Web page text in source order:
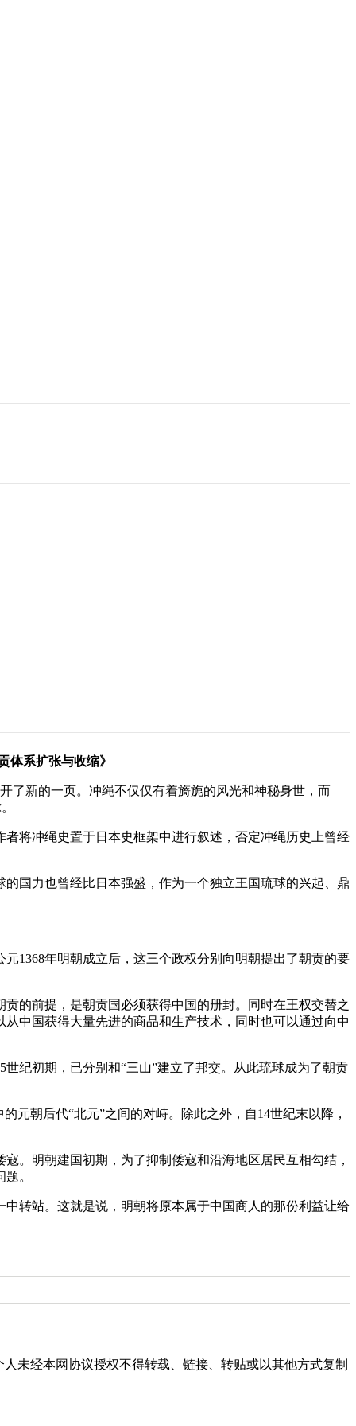
体系扩张与收缩》
了新的一页。冲绳不仅仅有着旖旎的风光和神秘身世，而
将冲绳史置于日本史框架中进行叙述，否定冲绳历史上曾经
国力也曾经比日本强盛，作为一个独立王国琉球的兴起、鼎
1368年明朝成立后，这三个政权分别向明朝提出了朝贡的要
的前提，是朝贡国必须获得中国的册封。同时在王权交替之
中国获得大量先进的商品和生产技术，同时也可以通过向中
纪初期，已分别和“三山”建立了邦交。从此琉球成为了朝贡
元朝后代“北元”之间的对峙。除此之外，自14世纪末以降，
。明朝建国初期，为了抑制倭寇和沿海地区居民互相勾结，
。
转站。这就是说，明朝将原本属于中国商人的那份利益让给
未经本网协议授权不得转载、链接、转贴或以其他方式复制